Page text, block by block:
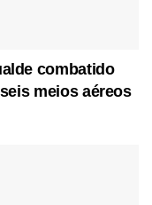
combatido
meios aéreos